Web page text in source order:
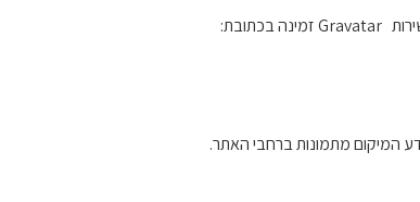
מחרוזת אנונימית נוצרת מכתובת האימייל שלך (נקראת גם ‘hash’) ואולי תסופק לשירות Gravater על מנת לראות אם אתה משתמש בשירות. מדיניות הפרטיות של שירות Gravatar זמינה בכתובת: